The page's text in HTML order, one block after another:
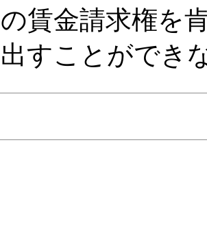
の賃金請求権を
出すことができ